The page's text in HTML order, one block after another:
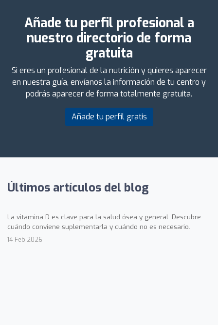
Añade tu perfil profesional a
nuestro directorio de forma
gratuita
Si eres un profesional de la nutrición y quieres aparecer
en nuestra guía, envíanos la información de tu centro y
podrás aparecer de forma totalmente gratuita.
Añade tu perfil gratis
Últimos artículos del blog
La vitamina D es clave para la salud ósea y general. Descubre
cuándo conviene suplementarla y cuándo no es necesario.
14 Feb 2026